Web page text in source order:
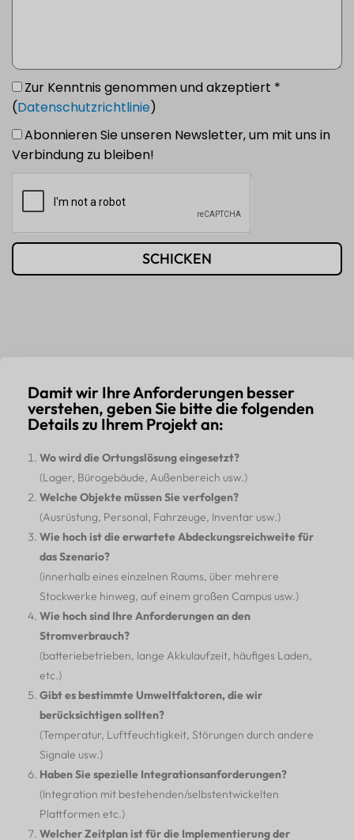
Zur Kenntnis genommen und akzeptiert *
(Datenschutzrichtlinie)
Abonnieren Sie unseren Newsletter, um mit uns in
Verbindung zu bleiben!
SCHICKEN
Damit wir Ihre Anforderungen besser
verstehen, geben Sie bitte die folgenden
Details zu Ihrem Projekt an:
Wo wird die Ortungslösung eingesetzt?
(Lager, Bürogebäude, Außenbereich usw.)
Welche Objekte müssen Sie verfolgen?
(Ausrüstung, Personal, Fahrzeuge, Inventar usw.)
Wie hoch ist die erwartete Abdeckungsreichweite für
das Szenario?
(innerhalb eines einzelnen Raums, über mehrere
Stockwerke hinweg, auf einem großen Campus usw.)
Wie hoch sind Ihre Anforderungen an den
Stromverbrauch?
(batteriebetrieben, lange Akkulaufzeit, häufiges Laden,
etc.)
Gibt es bestimmte Umweltfaktoren, die wir
berücksichtigen sollten?
(Temperatur, Luftfeuchtigkeit, Störungen durch andere
Signale usw.)
Haben Sie spezielle Integrationsanforderungen?
(Integration mit bestehenden/selbstentwickelten
Plattformen etc.)
Welcher Zeitplan ist für die Implementierung der